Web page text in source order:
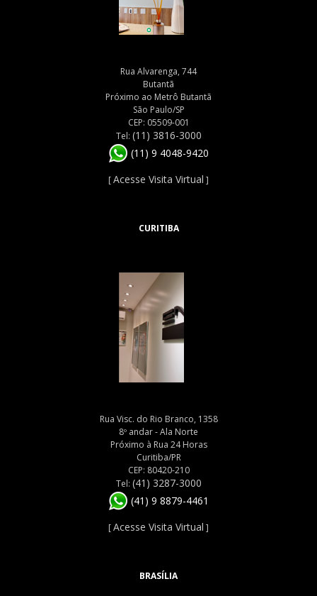
Rua Alvarenga, 744
Butantã
Próximo ao Metrô Butantã
São Paulo/SP
CEP: 05509-001
Tel: (11) 3816-3000
(11) 9 4048-9420
[Acesse Visita Virtual ]
CURITIBA
Rua Visc. do Rio Branco, 1358
8º andar - Ala Norte
Próximo à Rua 24 Horas
Curitiba/PR
CEP: 80420-210
Tel: (41) 3287-3000
(41) 9 8879-4461
[Acesse Visita Virtual ]
BRASÍLIA